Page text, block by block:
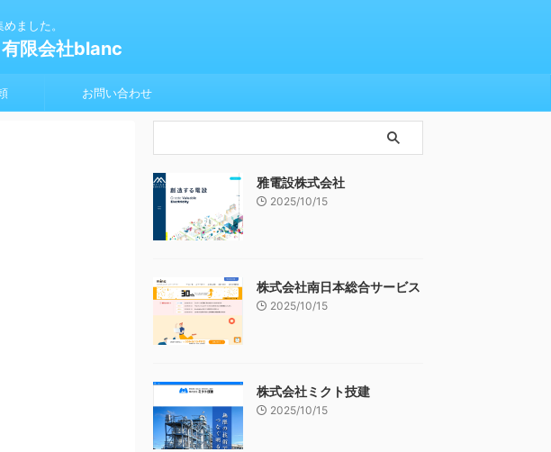
ました。
限会社blanc
お問い合わせ
雅電設株式会社
2025/10/15
株式会社南日本総合サービス
2025/10/15
株式会社ミクト技建
2025/10/15